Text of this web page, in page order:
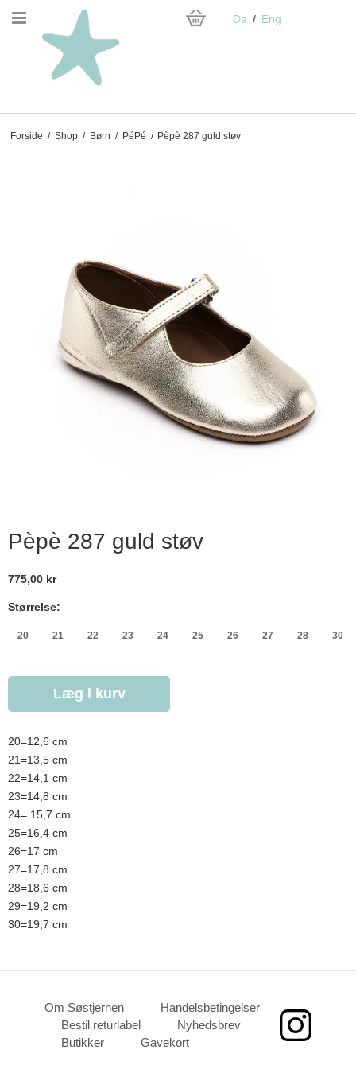
Da Eng
Forside / Shop / Børn / PéPé / Pèpè 287 guld støv
Pèpè 287 guld støv
775,00 kr
Størrelse:
20 21 22 23 24 25 26 27 28 30
Læg i kurv
20=12,6 cm
21=13,5 cm
22=14,1 cm
23=14,8 cm
24= 15,7 cm
25=16,4 cm
26=17 cm
27=17,8 cm
28=18,6 cm
29=19,2 cm
30=19,7 cm
Om Søstjernen
Handelsbetingelser
Bestil returlabel
Nyhedsbrev
Butikker
Gavekort